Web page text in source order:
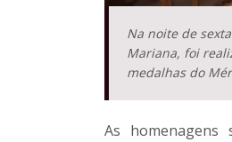
Na noite de
Mariana, foi
medalhas do
As homenagens